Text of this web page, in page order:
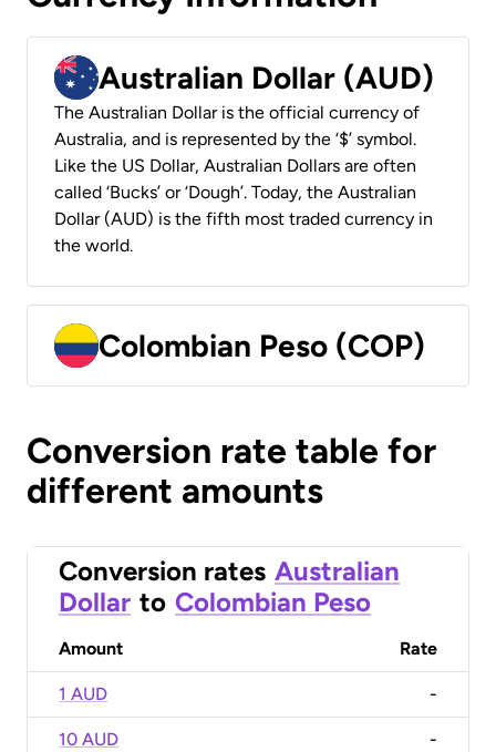
Australian Dollar (AUD)
The Australian Dollar is the official currency of
Australia, and is represented by the ‘$’ symbol.
Like the US Dollar, Australian Dollars are often
called ‘Bucks’ or ‘Dough’. Today, the Australian
Dollar (AUD) is the fifth most traded currency in
the world.
Colombian Peso (COP)
Conversion rate table for
different amounts
Conversion rates Australian
Dollar to Colombian Peso
Amount Rate
1 AUD -
10 AUD -